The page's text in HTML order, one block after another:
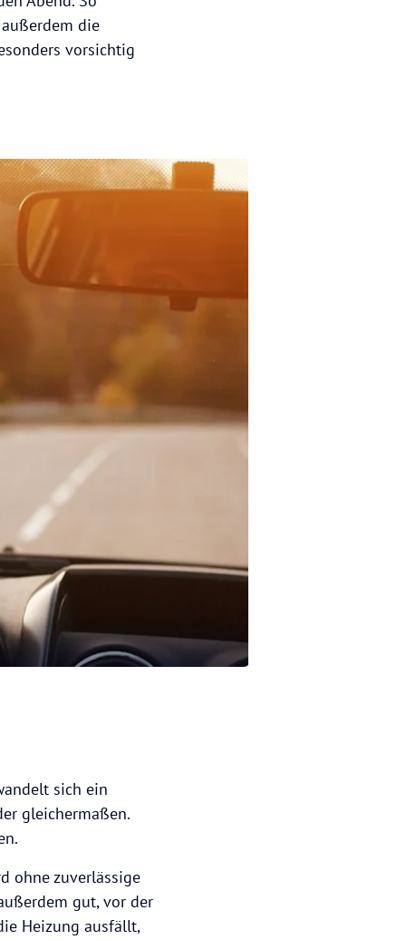
die
vorsichtig
sich ein
gleichermaßen.
ohne zuverlässige
gut, vor der
Heizung ausfällt,